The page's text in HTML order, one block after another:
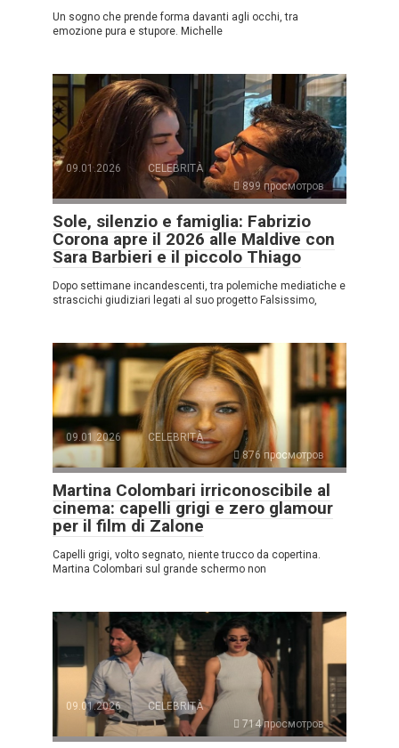
Un sogno che prende forma davanti agli occhi, tra
emozione pura e stupore. Michelle
09.01.2026
CELEBRITÀ
899 просмотров
Sole, silenzio e famiglia: Fabrizio
Corona apre il 2026 alle Maldive con
Sara Barbieri e il piccolo Thiago
Dopo settimane incandescenti, tra polemiche mediatiche e
strascichi giudiziari legati al suo progetto Falsissimo,
09.01.2026
CELEBRITÀ
876 просмотров
Martina Colombari irriconoscibile al
cinema: capelli grigi e zero glamour
per il film di Zalone
Capelli grigi, volto segnato, niente trucco da copertina.
Martina Colombari sul grande schermo non
09.01.2026
CELEBRITÀ
714 просмотров